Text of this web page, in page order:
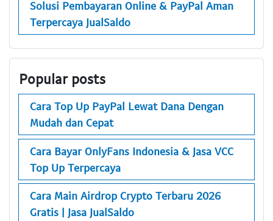
Solusi Pembayaran Online & PayPal Aman
Terpercaya JualSaldo
Popular posts
Cara Top Up PayPal Lewat Dana Dengan
Mudah dan Cepat
Cara Bayar OnlyFans Indonesia & Jasa VCC
Top Up Terpercaya
Cara Main Airdrop Crypto Terbaru 2026
Gratis | Jasa JualSaldo